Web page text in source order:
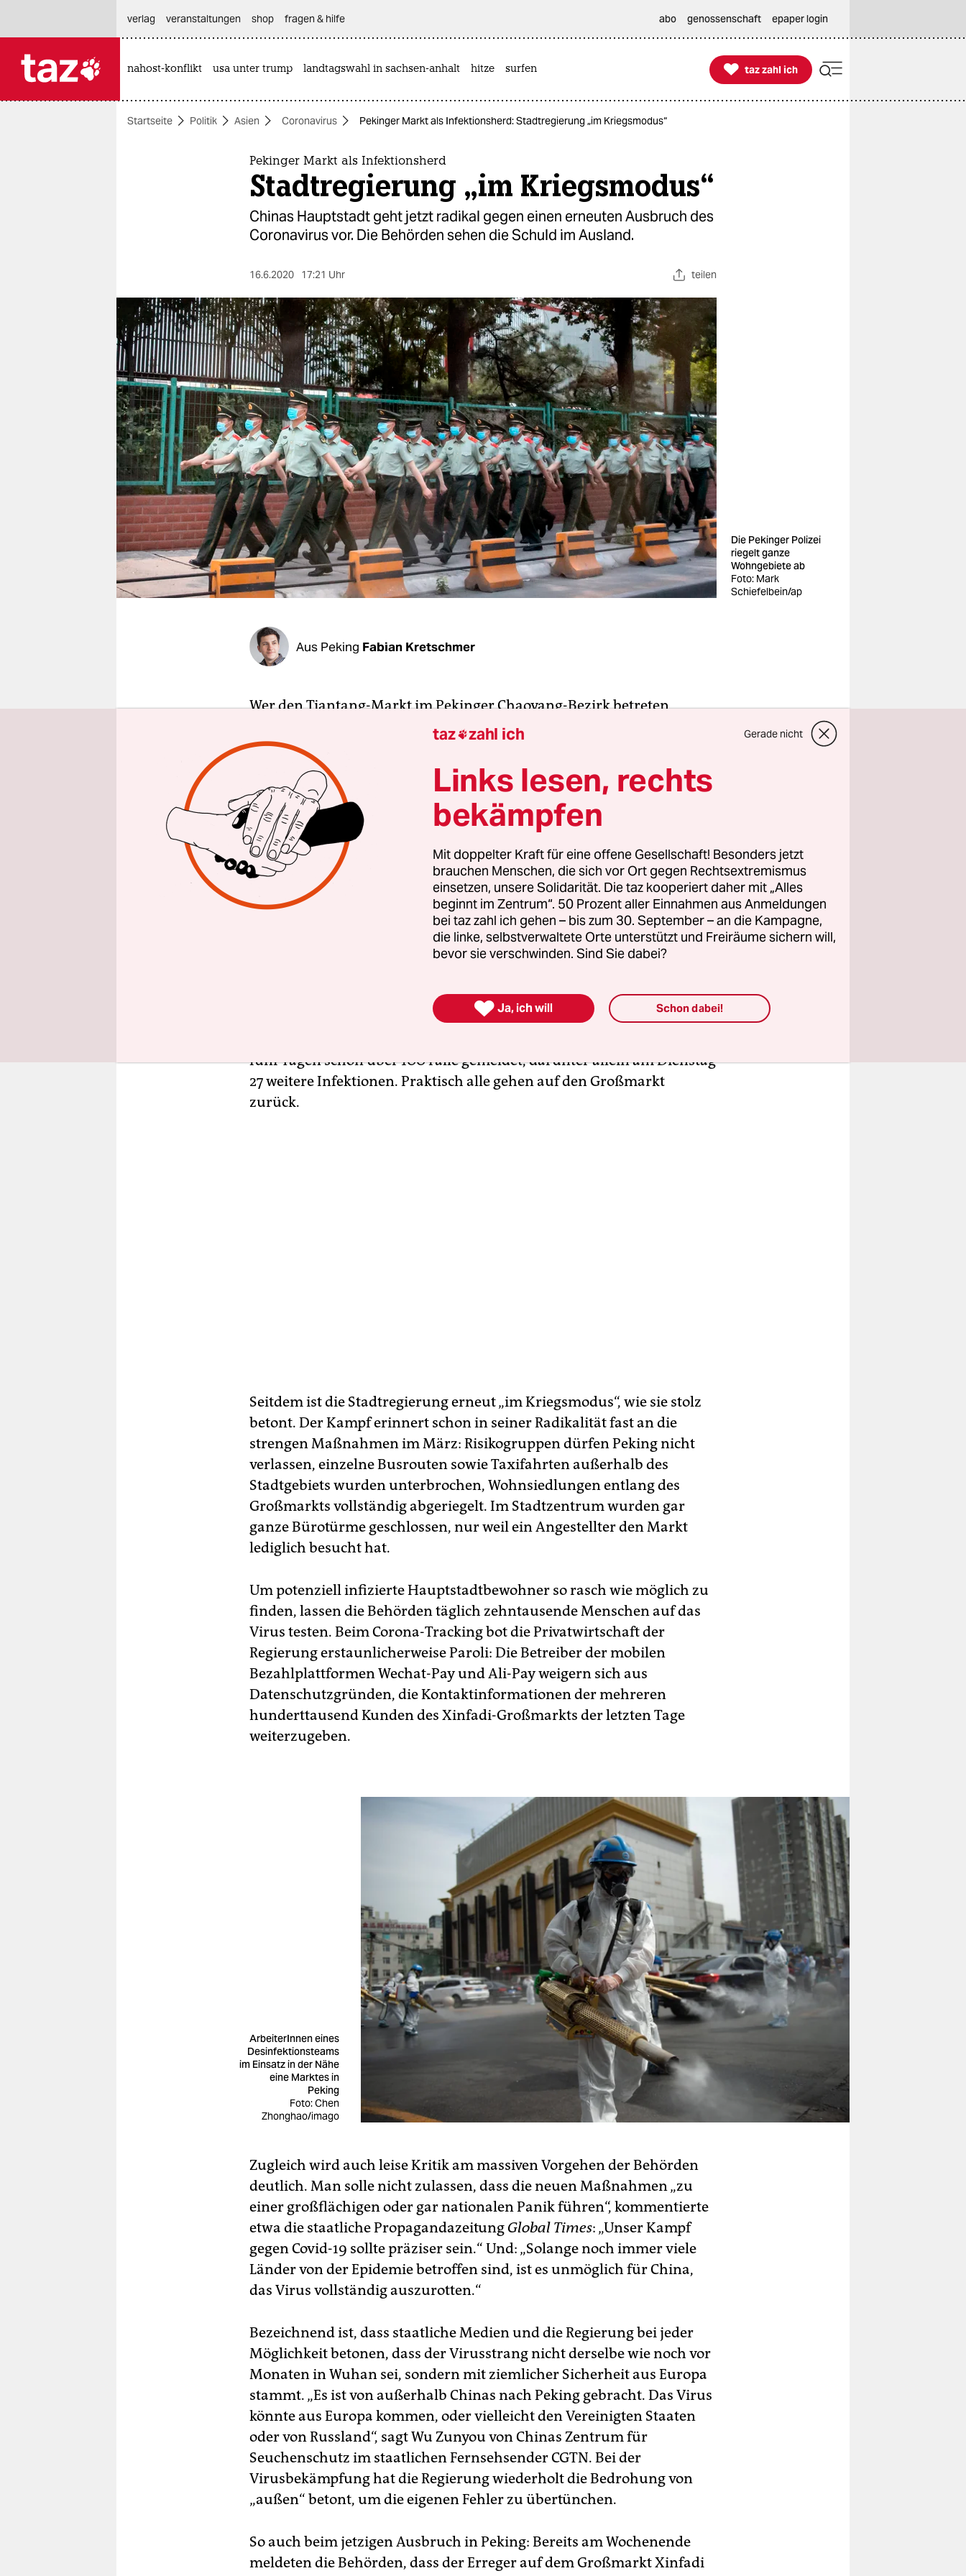
themen
berlin
nord
wahrheit
verlag
verlag
veranstaltungen
shop
fragen & hilfe
unterstützen
abo
verlag
veranstaltungen shop fragen & hilfe abo genossenschaft epaper login
nahost-konflikt usa unter trump landtagswahl in sachsen-anhalt hitze surfen 
taz zahl ich
taz zahl ich
Startseite Politik Asien Coronavirus Pekinger Markt als Infektionsherd: Stadtregierung „im Kriegsmodus“
Pekinger Markt als Infektionsherd
Stadtregierung „im Kriegsmodus“
Chinas Hauptstadt geht jetzt radikal gegen einen erneuten Ausbruch des
Coronavirus vor. Die Behörden sehen die Schuld im Ausland.
16.6.2020 17:21 Uhr teilen
Die Pekinger Polizei
riegelt ganze
Wohngebiete ab
Foto: Mark
Schiefelbein/ap
Aus Peking Fabian Kretschmer
Wer den Tiantang-Markt im Pekinger Chaoyang-Bezirk betreten
möchte, muss eine Wärmebildkamera auf Augenhöhe passieren. Dann
öffnet sich dem Kunden eine hell ausgeleuchtete Halle, die nichts mit
den gängigen Vorurteilen gegenüber asiatischen Marktplätzen gemein
hat: Tropische Früchte liegen sorgfältig in Plastik verpackt,
Nudelgarküchen werden von Köchen mit Gesichtsmasken und Hauben
betrieben. Die reichhaltige Fleischtheke ist durchgehend gekühlt. An
der Kasse bedient eine junge Frau in grüner Schürze, die versichert,
dass die Bestände von Gemüse und Fleisch auch die nächsten Tage und
Wochen gesichert seien: „Schließlich werden wir nicht vom Xinfadi-
Großmarkt beliefert.“
Jener Großmarkt, der seit Samstagfrüh geschlossen ist und zuvor 80
Coronavirus-Bewährungsprobe von Chinas
geworden. Fast zwei Monate blieb die Metropole schließlich
fünf Tagen schon über 100 Fälle gemeldet, darunter allein am Dienstag
27 weitere Infektionen. Praktisch alle gehen auf den Großmarkt
zurück.
Seitdem ist die Stadtregierung erneut „im Kriegsmodus“, wie sie stolz
betont. Der Kampf erinnert schon in seiner Radikalität fast an die
strengen Maßnahmen im März: Risikogruppen dürfen Peking nicht
verlassen, einzelne Busrouten sowie Taxifahrten außerhalb des
Stadtgebiets wurden unterbrochen, Wohnsiedlungen entlang des
Großmarkts vollständig abgeriegelt. Im Stadtzentrum wurden gar
ganze Bürotürme geschlossen, nur weil ein Angestellter den Markt
lediglich besucht hat.
Um potenziell infizierte Hauptstadtbewohner so rasch wie möglich zu
finden, lassen die Behörden täglich zehntausende Menschen auf das
Virus testen. Beim Corona-Tracking bot die Privatwirtschaft der
Regierung erstaunlicherweise Paroli: Die Betreiber der mobilen
Bezahlplattformen Wechat-Pay und Ali-Pay weigern sich aus
Datenschutzgründen, die Kontaktinformationen der mehreren
hunderttausend Kunden des Xinfadi-Großmarkts der letzten Tage
weiterzugeben.
ArbeiterInnen eines
Desinfektionsteams
im Einsatz in der Nähe
eine Marktes in
Peking
Foto: Chen
Zhonghao/imago
Zugleich wird auch leise Kritik am massiven Vorgehen der Behörden
deutlich. Man solle nicht zulassen, dass die neuen Maßnahmen „zu
einer großflächigen oder gar nationalen Panik führen“, kommentierte
etwa die staatliche PropagandazeitungGlobal Times: „Unser Kampf
gegen Covid-19 sollte präziser sein.“ Und: „Solange noch immer viele
Länder von der Epidemie betroffen sind, ist es unmöglich für China,
das Virus vollständig auszurotten.“
Bezeichnend ist, dass staatliche Medien und die Regierung bei jeder
Möglichkeit betonen, dass der Virusstrang nicht derselbe wie noch vor
Monaten in Wuhan sei, sondern mit ziemlicher Sicherheit aus Europa
stammt. „Es ist von außerhalb Chinas nach Peking gebracht. Das Virus
könnte aus Europa kommen, oder vielleicht den Vereinigten Staaten
oder von Russland“, sagt Wu Zunyou von Chinas Zentrum für
Seuchenschutz im staatlichen Fernsehsender CGTN. Bei der
Virusbekämpfung hat die Regierung wiederholt die Bedrohung von
„außen“ betont, um die eigenen Fehler zu übertünchen.
So auch beim jetzigen Ausbruch in Peking: Bereits am Wochenende
meldeten die Behörden, dass der Erreger auf dem Großmarkt Xinfadi
taz zahl ich Gerade nicht
Links lesen, rechts
bekämpfen
Mit doppelter Kraft für eine offene Gesellschaft! Besonders jetzt
brauchen Menschen, die sich vor Ort gegen Rechtsextremismus
einsetzen, unsere Solidarität. Die taz kooperiert daher mit „Alles
beginnt im Zentrum“. 50 Prozent aller Einnahmen aus Anmeldungen
bei taz zahl ich gehen – bis zum 30. September – an die Kampagne,
die linke, selbstverwaltete Orte unterstützt und Freiräume sichern will,
bevor sie verschwinden. Sind Sie dabei?
 Ja, ich will Schon dabei!